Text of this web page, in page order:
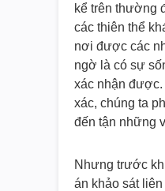
kể trên thường
các thiên thể
nơi được các
ngờ là có sự
xác nhận
xác, chúng ta
đến tận những
Nhưng trước
án khảo sát